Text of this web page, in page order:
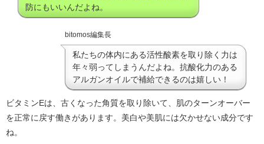
防にもいいんだよね。
bitomos編集長
私たちの体内にある活性酸素を取り除く力は
年々弱ってしまうんだよね。抗酸化力のある
アルガンオイルで補給できるのは嬉しい！
ビタミンEは、古くなった角質を取り除いて、肌のターンオーバー
を正常に戻す働きがあります。美白や美肌には欠かせない成分です
ね。